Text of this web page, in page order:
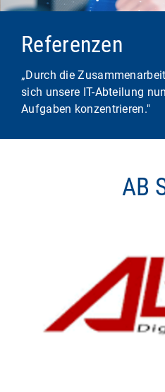
Referenzen
„Durch die
sich unsere IT-Abteilung
Aufgaben konzentrieren."
AB